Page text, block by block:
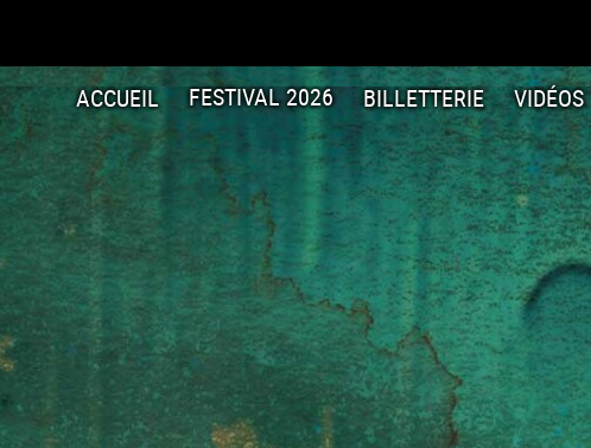
ACCUEIL FESTIVAL 2026 BILLETTERIE VIDÉOS